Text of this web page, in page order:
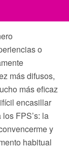
o
más difusos,
más eficaz
encasillar
FPS’s: la
y
habitual